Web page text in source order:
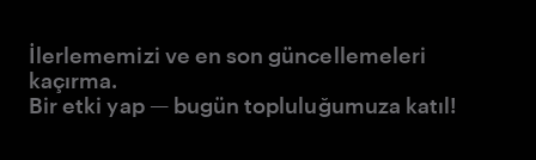
İlerlememizi ve en son güncellemeleri
kaçırma.
Bir etki yap — bugün topluluğumuza katıl!